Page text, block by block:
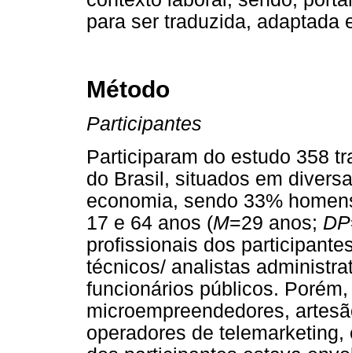
para ser traduzida, adaptada
Método
Participantes
Participaram do estudo 358
do Brasil, situados em
economia, sendo 33%
17 e 64 anos (M=29 anos; DP
profissionais dos
técnicos/ analistas
funcionários públicos.
microempreendedores,
operadores de